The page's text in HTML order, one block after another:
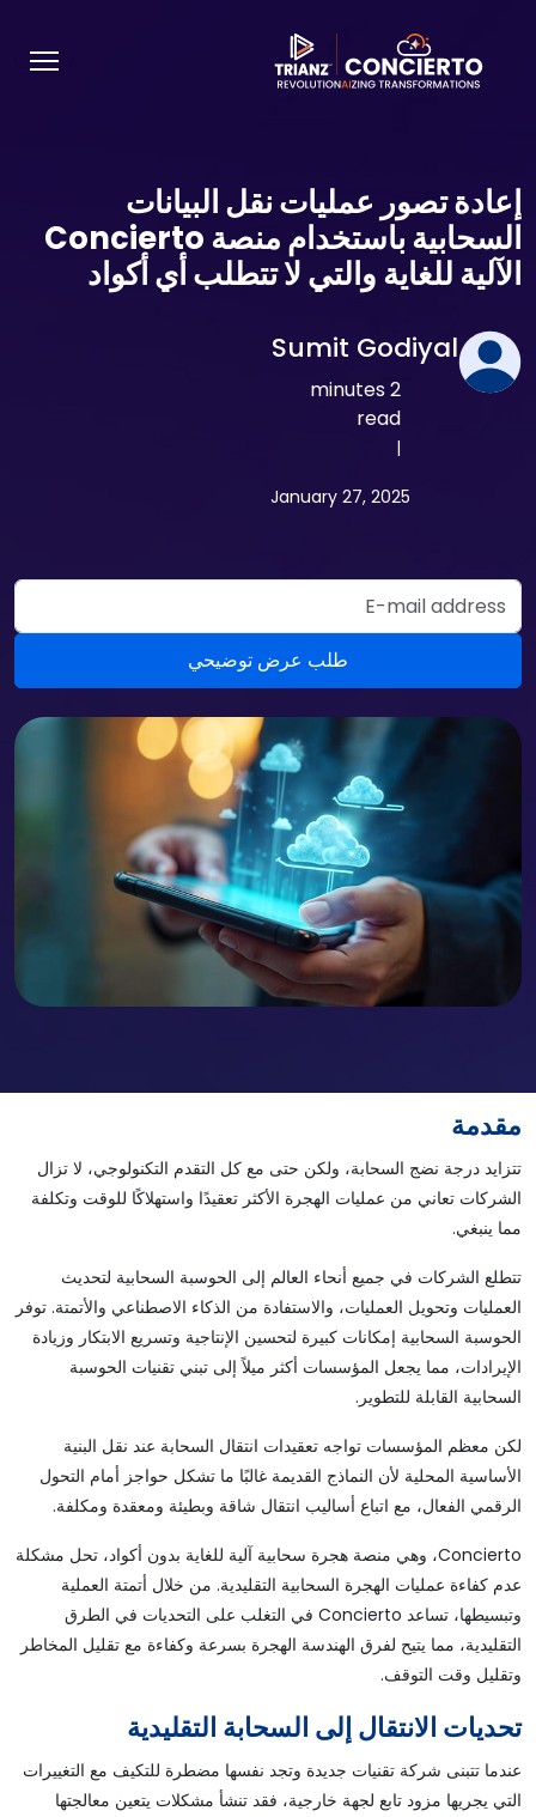
إعادة تصور عمليات نقل البيانات
السحابية باستخدام منصة Concierto
الآلية للغاية والتي لا تتطلب أي أكواد
Sumit Godiyal
2 minutes
read
|
January 27, 2025
Email Address
مقدمة
تتزايد درجة نضج السحابة، ولكن حتى مع كل التقدم التكنولوجي، لا تزال
الشركات تعاني من عمليات الهجرة الأكثر تعقيدًا واستهلاكًا للوقت وتكلفة
مما ينبغي.
تتطلع الشركات في جميع أنحاء العالم إلى الحوسبة السحابية لتحديث
العمليات وتحويل العمليات، والاستفادة من الذكاء الاصطناعي والأتمتة. توفر
الحوسبة السحابية إمكانات كبيرة لتحسين الإنتاجية وتسريع الابتكار وزيادة
الإيرادات، مما يجعل المؤسسات أكثر ميلاً إلى تبني تقنيات الحوسبة
السحابية القابلة للتطوير.
لكن معظم المؤسسات تواجه تعقيدات انتقال السحابة عند نقل البنية
الأساسية المحلية لأن النماذج القديمة غالبًا ما تشكل حواجز أمام التحول
الرقمي الفعال، مع اتباع أساليب انتقال شاقة وبطيئة ومعقدة ومكلفة.
Concierto، وهي منصة هجرة سحابية آلية للغاية بدون أكواد، تحل مشكلة
عدم كفاءة عمليات الهجرة السحابية التقليدية. من خلال أتمتة العملية
وتبسيطها، تساعد Concierto في التغلب على التحديات في الطرق
التقليدية، مما يتيح لفرق الهندسة الهجرة بسرعة وكفاءة مع تقليل المخاطر
وتقليل وقت التوقف.
تحديات الانتقال إلى السحابة التقليدية
عندما تتبنى شركة تقنيات جديدة وتجد نفسها مضطرة للتكيف مع التغييرات
التي يجريها مزود تابع لجهة خارجية، فقد تنشأ مشكلات يتعين معالجتها